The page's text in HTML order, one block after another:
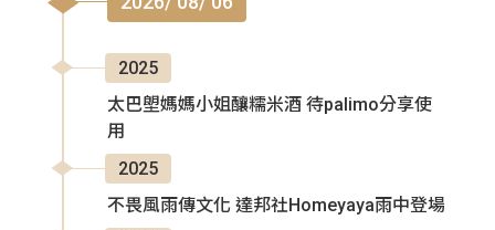
2025
太巴塱媽媽小姐釀糯米酒 待palimo分享使
用
2025
不畏風雨傳文化 達邦社Homeyaya雨中登場